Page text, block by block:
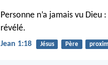
Personne n’a jamais vu Dieu
révélé.
Jean 1:18 Jésus Père